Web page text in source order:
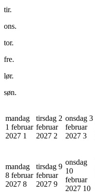
tir.
ons.
tor.
fre.
lør.
søn.
mandag
1 februar
2027 1
tirsdag 2
februar
2027 2
onsdag 3
februar
2027 3
mandag
8 februar
2027 8
tirsdag 9
februar
2027 9
onsdag
10
februar
2027 10